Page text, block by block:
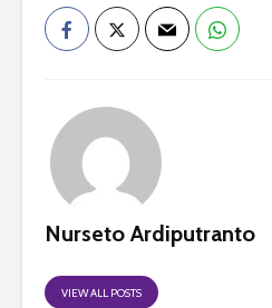
Nurseto Ardiputranto
VIEW ALL POSTS